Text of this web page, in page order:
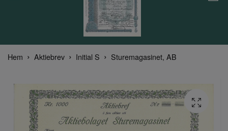
Hem Aktiebrev Initial S Sturemagasinet, AB